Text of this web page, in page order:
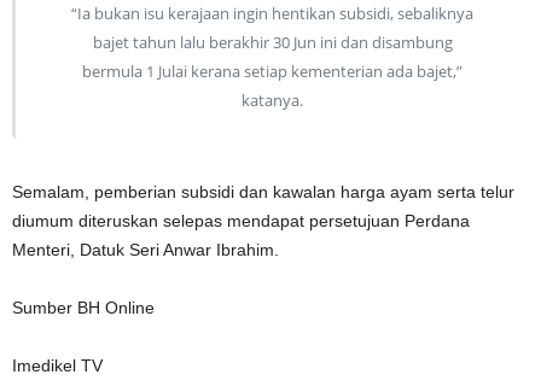
“Ia bukan isu kerajaan ingin hentikan subsidi, sebaliknya
bajet tahun lalu berakhir 30 Jun ini dan disambung
bermula 1 Julai kerana setiap kementerian ada bajet,”
katanya.
Semalam, pemberian subsidi dan kawalan harga ayam serta telur
diumum diteruskan selepas mendapat persetujuan Perdana
Menteri, Datuk Seri Anwar Ibrahim.
Sumber BH Online
Imedikel TV